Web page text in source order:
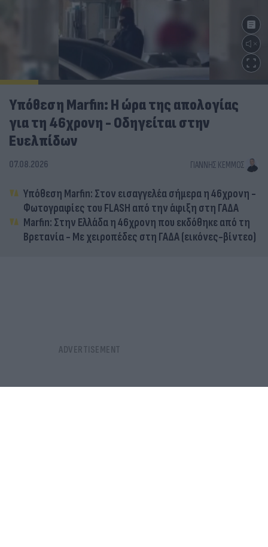
Υπόθεση Marfin: Η ώρα της απολογίας
για τη 46χρονη - Οδηγείται στην
Ευελπίδων
07.08.2026 ΓΙΆΝΝΗΣ ΚΈΜΜΟΣ
Υπόθεση Marfin: Στον εισαγγελέα σήμερα η 46χρονη -
Φωτογραφίες του FLASH από την άφιξη στη ΓΑΔΑ
Marfin: Στην Ελλάδα η 46χρονη που εκδόθηκε από τη
Βρετανία - Με χειροπέδες στη ΓΑΔΑ (εικόνες-βίντεο)